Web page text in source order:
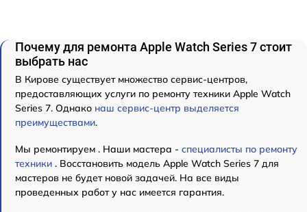
Почему для ремонта Apple Watch Series 7 стоит
выбрать нас
В Кирове существует множество сервис-центров,
предоставляющих услуги по ремонту техники Apple Watch
Series 7. Однако наш сервис-центр выделяется
преимуществами.
Мы ремонтируем . Наши мастера - специалисты по ремонту
техники . Восстановить модель Apple Watch Series 7 для
мастеров не будет новой задачей. На все виды
проведенных работ у нас имеется гарантия.